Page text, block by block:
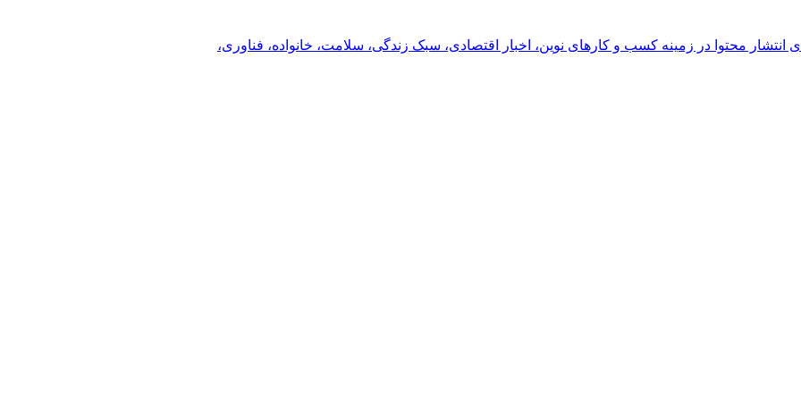
انتشار محتوا در زمینه کسب و کارهای نوین، اخبار اقتصادی، سبک زندگی، سلامت، خانواده، فناوری،